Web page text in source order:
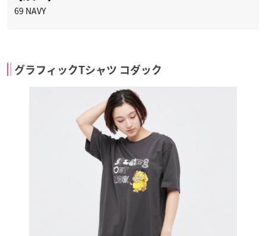
69 NAVY
グラフィックTシャツ コダック